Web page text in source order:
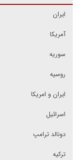
ایران
آمریکا
سوریه
روسیه
ایران و امریکا
اسرائیل
دونالد ترامپ
ترکیه